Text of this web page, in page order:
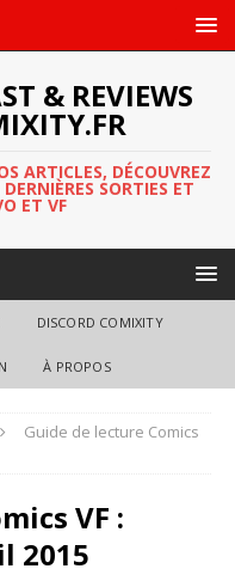
& REVIEWS
ARTICLES, DÉCOUVREZ
SORTIES ET
ET VF
DISCORD COMIXITY
À PROPOS
Guide de lecture Comics
VF :
2015